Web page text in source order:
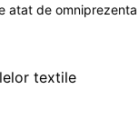
atat de